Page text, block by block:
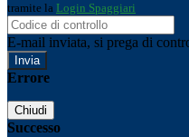
tramite la Login Spaggiari
E-mail inviata, si prega di
Errore
Chiudi
Successo